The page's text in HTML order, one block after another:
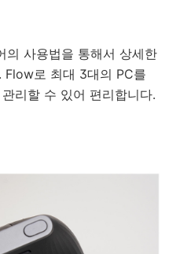
의 사용법을 통해서 상세한
Flow로 최대 3대의 PC를
리할 수 있어 편리합니다.